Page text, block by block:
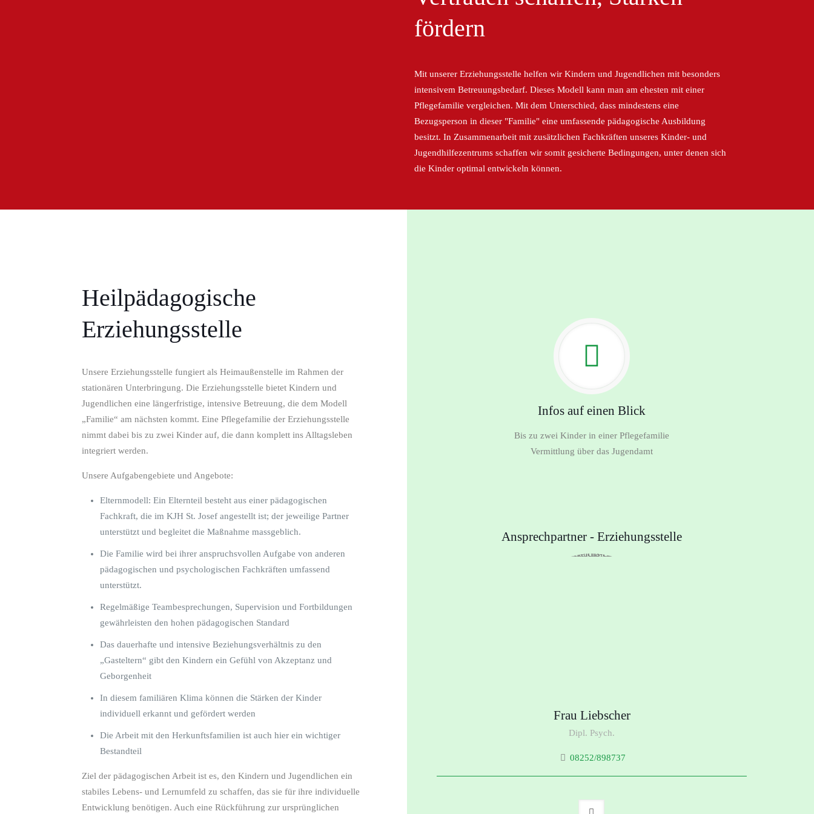
fördern
Mit unserer Erziehungsstelle helfen wir Kindern und Jugendlichen mit besonders
intensivem Betreuungsbedarf. Dieses Modell kann man am ehesten mit einer
Pflegefamilie vergleichen. Mit dem Unterschied, dass mindestens eine
Bezugsperson in dieser "Familie" eine umfassende pädagogische Ausbildung
besitzt. In Zusammenarbeit mit zusätzlichen Fachkräften unseres Kinder- und
Jugendhilfezentrums schaffen wir somit gesicherte Bedingungen, unter denen sich
die Kinder optimal entwickeln können.
Heilpädagogische
Erziehungsstelle
Unsere Erziehungsstelle fungiert als Heimaußenstelle im Rahmen der
stationären Unterbringung. Die Erziehungsstelle bietet Kindern und
Jugendlichen eine längerfristige, intensive Betreuung, die dem Modell
„Familie“ am nächsten kommt. Eine Pflegefamilie der Erziehungsstelle
nimmt dabei bis zu zwei Kinder auf, die dann komplett ins Alltagsleben
integriert werden.
Unsere Aufgabengebiete und Angebote:
Elternmodell: Ein Elternteil besteht aus einer pädagogischen
Fachkraft, die im KJH St. Josef angestellt ist; der jeweilige Partner
unterstützt und begleitet die Maßnahme massgeblich.
Die Familie wird bei ihrer anspruchsvollen Aufgabe von anderen
pädagogischen und psychologischen Fachkräften umfassend
unterstützt.
Regelmäßige Teambesprechungen, Supervision und Fortbildungen
gewährleisten den hohen pädagogischen Standard
Das dauerhafte und intensive Beziehungsverhältnis zu den
„Gasteltern“ gibt den Kindern ein Gefühl von Akzeptanz und
Geborgenheit
In diesem familiären Klima können die Stärken der Kinder
individuell erkannt und gefördert werden
Die Arbeit mit den Herkunftsfamilien ist auch hier ein wichtiger
Bestandteil
Ziel der pädagogischen Arbeit ist es, den Kindern und Jugendlichen ein
stabiles Lebens- und Lernumfeld zu schaffen, das sie für ihre individuelle
Entwicklung benötigen. Auch eine Rückführung zur ursprünglichen
Infos auf einen Blick
Bis zu zwei Kinder in einer Pflegefamilie
Vermittlung über das Jugendamt
Ansprechpartner - Erziehungsstelle
Frau Liebscher
Dipl. Psych.
08252/898737